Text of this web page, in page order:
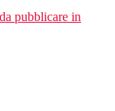
pubblicare in